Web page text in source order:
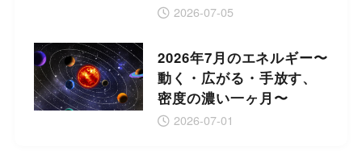
2026-07-05
2026年7月のエネルギー〜
動く・広がる・手放す、
密度の濃い一ヶ月〜
2026-07-01